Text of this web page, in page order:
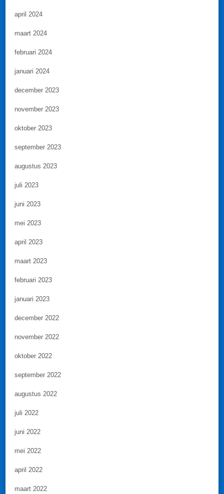
april 2024
maart 2024
februari 2024
januari 2024
december 2023
november 2023
oktober 2023
september 2023
augustus 2023
juli 2023
juni 2023
mei 2023
april 2023
maart 2023
februari 2023
januari 2023
december 2022
november 2022
oktober 2022
september 2022
augustus 2022
juli 2022
juni 2022
mei 2022
april 2022
maart 2022